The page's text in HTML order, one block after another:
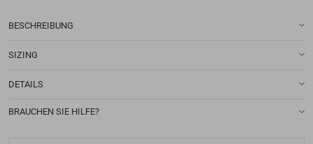
BESCHREIBUNG
SIZING
DETAILS
BRAUCHEN SIE HILFE?